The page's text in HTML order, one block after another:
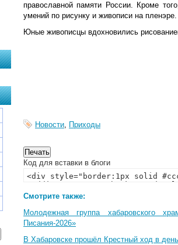
православной памяти России. Кроме
умений по рисунку и живописи на пленэре.
Юные живописцы вдохновились
Новости, Приходы
Код для вставки в блоги
Смотрите также:
Молодежная группа хабаровского
Писания-2026»
В Хабаровске прошёл Крестный ход в